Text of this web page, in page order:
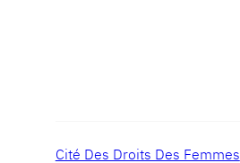
Cité Des Droits Des Femmes